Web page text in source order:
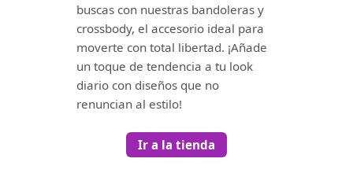
buscas con nuestras bandoleras y
crossbody, el accesorio ideal para
moverte con total libertad. ¡Añade
un toque de tendencia a tu look
diario con diseños que no
renuncian al estilo!
Ir a la tienda